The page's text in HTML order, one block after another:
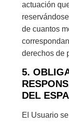
actuación
de cuantos
derechos de
5.
DEL
El Usuario